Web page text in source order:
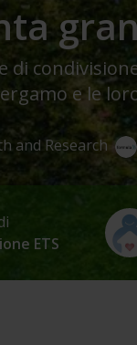
di
e le
and Research
ETS